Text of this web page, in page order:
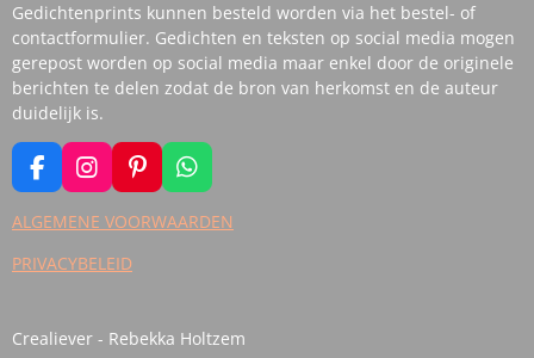
Gedichtenprints kunnen besteld worden via het bestel- of
contactformulier. Gedichten en teksten op social media mogen
gerepost worden op social media maar enkel door de originele
berichten te delen zodat de bron van herkomst en de auteur
duidelijk is.
F
A
C
B
K
I
N
S
A
A
P
I
N
S
W
H
A
P
ALGEMENE VOORWAARDEN
PRIVACYBELEID
Crealiever - Rebekka Holtzem